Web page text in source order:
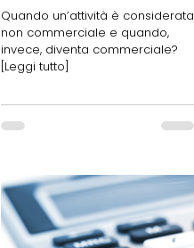
Quando un’attività è considerata
non commerciale e quando,
invece, diventa commerciale?
[Leggi tutto]